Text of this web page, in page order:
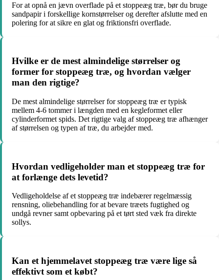
For at opnå en jævn overflade på et stoppeæg træ, bør du bruge
sandpapir i forskellige kornstørrelser og derefter afslutte med en
polering for at sikre en glat og friktionsfri overflade.
Hvilke er de mest almindelige størrelser og
former for stoppeæg træ, og hvordan vælger
man den rigtige?
De mest almindelige størrelser for stoppeæg træ er typisk
mellem 4-6 tommer i længden med en kegleformet eller
cylinderformet spids. Det rigtige valg af stoppeæg træ afhænger
af størrelsen og typen af træ, du arbejder med.
Hvordan vedligeholder man et stoppeæg træ for
at forlænge dets levetid?
Vedligeholdelse af et stoppeæg træ indebærer regelmæssig
rensning, oliebehandling for at bevare træets fugtighed og
undgå revner samt opbevaring på et tørt sted væk fra direkte
sollys.
Kan et hjemmelavet stoppeæg træ være lige så
effektivt som et købt?